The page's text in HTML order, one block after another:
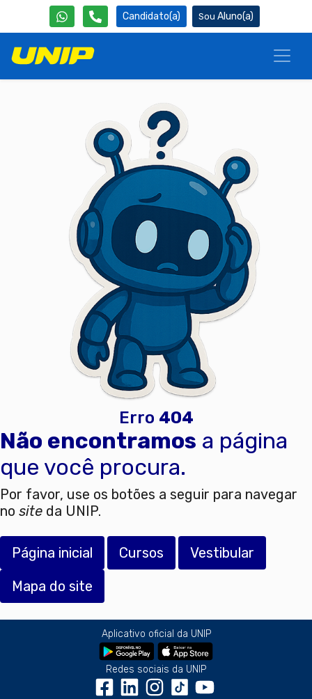
Candidato(a) Aluno(a)
Erro 404
Não encontramos a página
que você procura.
Por favor, use os botões a seguir para navegar
no site da UNIP.
Página inicial Cursos
Vestibular
Mapa do site
Aplicativo oficial da UNIP
Redes sociais da UNIP